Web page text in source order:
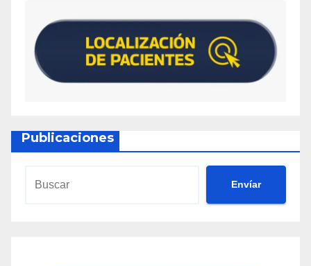
Publicaciones
Envíar